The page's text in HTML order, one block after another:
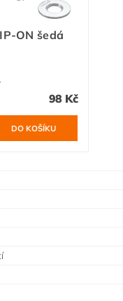
ON šedá
98 Kč